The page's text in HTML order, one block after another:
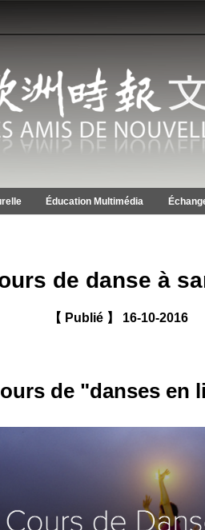
Éducation Multimédia
de danse à
【 Publié 】 16-10-2016
de "danses en